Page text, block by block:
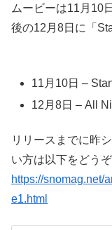
ムービーは11月10
後の12月8日に「
11月10日 –
12月8日 – All
リリースまでに昨
い方は以下をどうぞ
https://snomag.net/
e1.html